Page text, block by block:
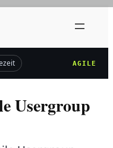
AGILE
Usergroup